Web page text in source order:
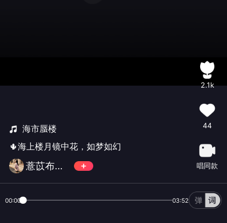
海市蜃楼
🌵海上楼月镜中花，如梦如幻
薏苡布丁🍋
2.1k
44
唱同款
00:00 03:52